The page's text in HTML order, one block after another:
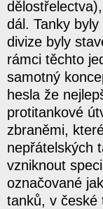
dál. Tanky
divize byly
rámci těchto
samotný
hesla že
protitankové
zbraněmi,
nepřátelských
vzniknout
označované
tanků, v české